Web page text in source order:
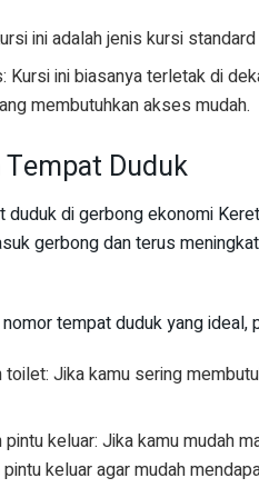
ini adalah jenis kursi
Kursi ini biasanya terletak di
membutuhkan akses mudah.
Duduk
duduk di gerbong ekonomi
gerbong dan terus
tempat duduk yang
toilet: Jika kamu sering
keluar: Jika kamu mudah
keluar agar mudah